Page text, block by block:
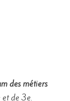
des métiers
de 3e.